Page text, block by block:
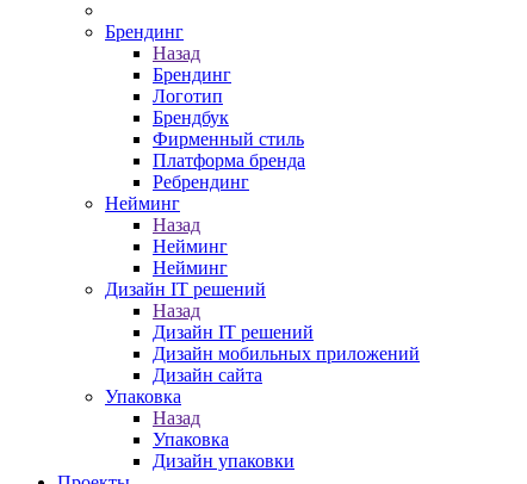
Брендинг
Назад
Брендинг
Логотип
Брендбук
Фирменный стиль
Платформа бренда
Ребрендинг
Нейминг
Назад
Нейминг
Нейминг
Дизайн IT решений
Назад
Дизайн IT решений
Дизайн мобильных приложений
Дизайн сайта
Упаковка
Назад
Упаковка
Дизайн упаковки